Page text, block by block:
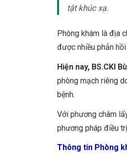
tật khúc xạ.
Phòng khám là địa
được nhiều phản
Hiện nay, BS.CKI
phòng mạch riêng
bệnh.
Với phương châm
phương pháp điều
Thông tin Phòng